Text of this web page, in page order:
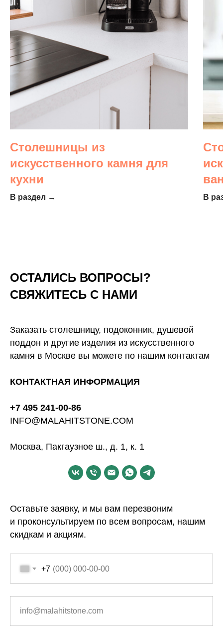
Столешницы из
искусственного камня для
кухни
В раздел → В
ОСТАЛИСЬ ВОПРОСЫ?
СВЯЖИТЕСЬ С НАМИ
Заказать столешницу, подоконник, душевой
поддон и другие изделия из искусственного
камня в Москве вы можете по нашим контактам
КОНТАКТНАЯ ИНФОРМАЦИЯ
+7 495 241-00-86
INFO@MALAHITSTONE.COM
Москва, Пакгаузное ш., д. 1, к. 1
Оставьте заявку, и мы вам перезвоним
и проконсультируем по всем вопросам, нашим
скидкам и акциям.
+7
info@malahitstone.com